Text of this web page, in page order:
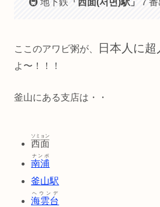
ここのアワビ粥が、 日本人に超
よ〜！！！
釜山にある支店は・・
西面
ソミョン
南浦
ナンポ
釜山駅
海雲台
ヘウンデ